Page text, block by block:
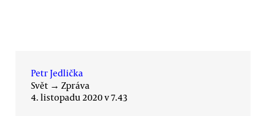
Petr Jedlička
Svět → Zpráva
4. listopadu 2020 v 7.43